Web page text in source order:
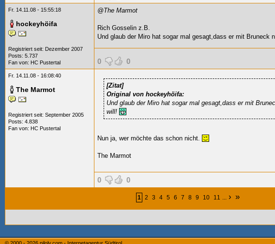
Fr. 14.11.08 - 15:55:18
hockeyhöifa
Registriert seit: Dezember 2007
Posts: 5.737
Fan von: HC Pustertal
@The Marmot
Rich Gosselin z.B.
Und glaub der Miro hat sogar mal gesagt,dass er mit Bruneck
0 0
Fr. 14.11.08 - 16:08:40
The Marmot
Registriert seit: September 2005
Posts: 4.838
Fan von: HC Pustertal
[Zitat]
Original von hockeyhöifa:
Und glaub der Miro hat sogar mal gesagt,dass er mit
will!
Nun ja, wer möchte das schon nicht.
The Marmot
0 0
1 2 3 4 5 6 7 8 9 10 11 ... › »